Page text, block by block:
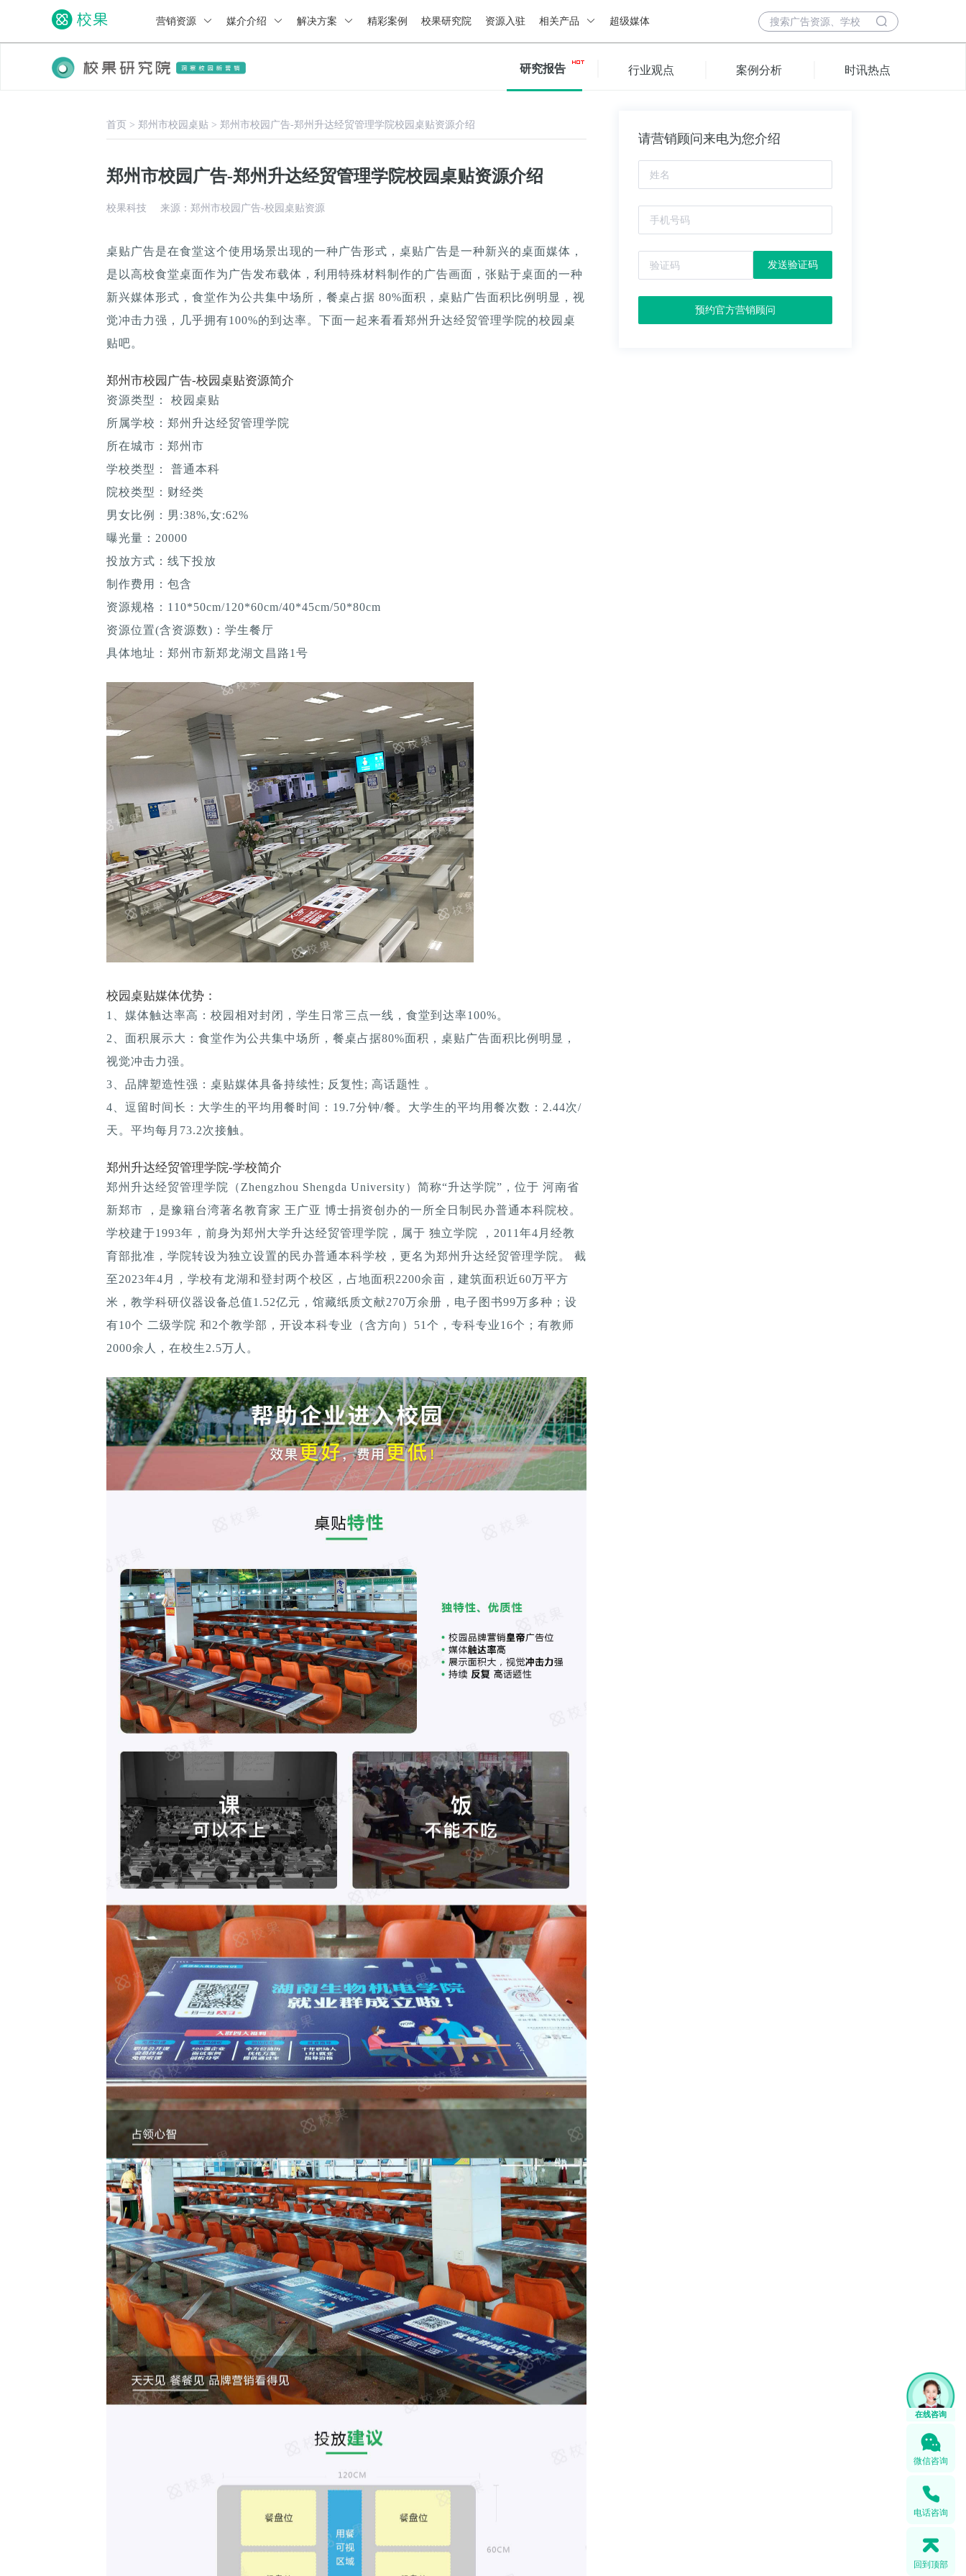
营销资源 媒介介绍 解决方案 精彩案例 校果研究院 资源入驻 相关产品 超级媒体
研究报告 行业观点 案例分析 时讯热点
首页 > 郑州市校园桌贴 > 郑州市校园广告-郑州升达经贸管理学院校园桌贴资源介绍
郑州市校园广告-郑州升达经贸管理学院校园桌贴资源介绍
校果科技 来源：郑州市校园广告-校园桌贴资源
桌贴广告是在食堂这个使用场景出现的一种广告形式，桌贴广告是一种新兴的桌面媒体，
是以高校食堂桌面作为广告发布载体，利用特殊材料制作的广告画面，张贴于桌面的一种
新兴媒体形式，食堂作为公共集中场所，餐桌占据 80%面积，桌贴广告面积比例明显，视
觉冲击力强，几乎拥有100%的到达率。下面一起来看看郑州升达经贸管理学院的校园桌
贴吧。
郑州市校园广告-校园桌贴资源简介
资源类型： 校园桌贴
所属学校：郑州升达经贸管理学院
所在城市：郑州市
学校类型： 普通本科
院校类型：财经类
男女比例：男:38%,女:62%
曝光量：20000
投放方式：线下投放
制作费用：包含
资源规格：110*50cm/120*60cm/40*45cm/50*80cm
资源位置(含资源数)：学生餐厅
具体地址：郑州市新郑龙湖文昌路1号
校园桌贴媒体优势：
1、媒体触达率高：校园相对封闭，学生日常三点一线，食堂到达率100%。
2、面积展示大：食堂作为公共集中场所，餐桌占据80%面积，桌贴广告面积比例明显，
视觉冲击力强。
3、品牌塑造性强：桌贴媒体具备持续性; 反复性; 高话题性 。
4、逗留时间长：大学生的平均用餐时间：19.7分钟/餐。大学生的平均用餐次数：2.44次/
天。平均每月73.2次接触。
郑州升达经贸管理学院-学校简介
郑州升达经贸管理学院（Zhengzhou Shengda University）简称“升达学院”，位于 河南省
新郑市 ，是豫籍台湾著名教育家 王广亚 博士捐资创办的一所全日制民办普通本科院校。
学校建于1993年，前身为郑州大学升达经贸管理学院，属于 独立学院 ，2011年4月经教
育部批准，学院转设为独立设置的民办普通本科学校，更名为郑州升达经贸管理学院。 截
至2023年4月，学校有龙湖和登封两个校区，占地面积2200余亩，建筑面积近60万平方
米，教学科研仪器设备总值1.52亿元，馆藏纸质文献270万余册，电子图书99万多种；设
有10个 二级学院 和2个教学部，开设本科专业（含方向）51个，专科专业16个；有教师
2000余人，在校生2.5万人。
请营销顾问来电为您介绍
发送验证码
预约官方营销顾问
微信咨询
电话咨询
回到顶部